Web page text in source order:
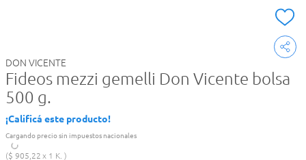
DON VICENTE
Fideos mezzi gemelli Don Vicente bolsa
500 g.
¡Calificá este producto!
Cargando precio sin impuestos nacionales
$ 905,22 1 K.